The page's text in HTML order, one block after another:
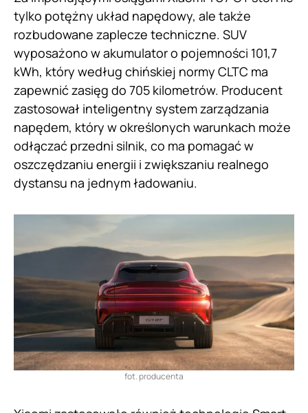
tylko potężny układ napędowy, ale także
rozbudowane zaplecze techniczne. SUV
wyposażono w akumulator o pojemności 101,7
kWh, który według chińskiej normy CLTC ma
zapewnić zasięg do 705 kilometrów. Producent
zastosował inteligentny system zarządzania
napędem, który w określonych warunkach może
odłączać przedni silnik, co ma pomagać w
oszczędzaniu energii i zwiększaniu realnego
dystansu na jednym ładowaniu.
fot. producenta